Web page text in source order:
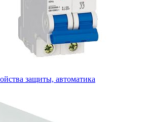
защиты, автоматика